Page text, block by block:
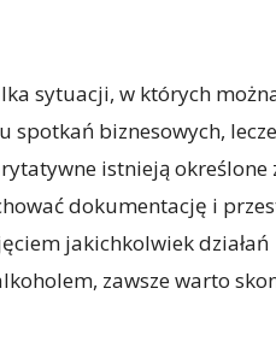
sytuacji, w których
spotkań biznesowych,
istnieją określone
dokumentację i
jakichkolwiek działań
zawsze warto